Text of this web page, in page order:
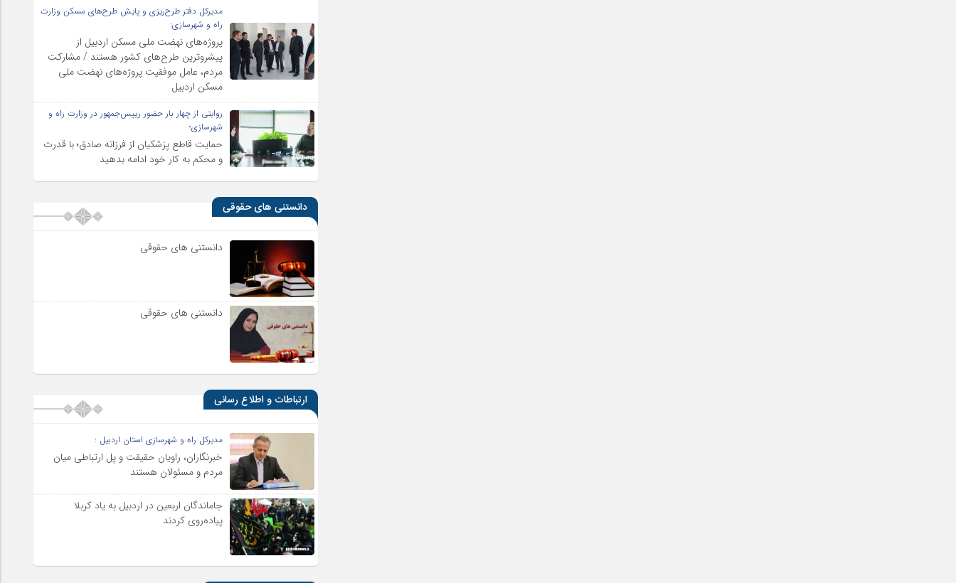
مدیرکل دفتر طرح‌ریزی و پایش طرح‌های مسکن وزارت
راه و شهرسازی:
پروژه‌های نهضت ملی مسکن اردبیل از
پیشروترین طرح‌های کشور هستند / مشارکت
مردم، عامل موفقیت پروژه‌های نهضت ملی
مسکن اردبیل
روایتی از چهار بار حضور رییس‌جمهور در وزارت راه و
شهرسازی؛
حمایت قاطع پزشکیان از فرزانه صادق؛ با قدرت
و محکم به کار خود ادامه بدهید
دانستنی های حقوقی
دانستنی های حقوقی
دانستنی های حقوقی
ارتباطات و اطلاع رسانی
مدیرکل راه و شهرسازی استان اردبیل :
خبرنگاران، راویان حقیقت و پل ارتباطی میان
مردم و مسئولان هستند
جاماندگان اربعین در اردبیل به یاد کربلا
پیاده‌روی کردند